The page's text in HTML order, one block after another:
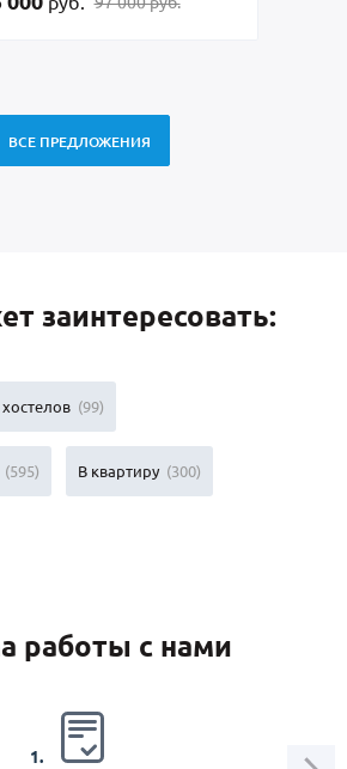
ВСЕ ПРЕДЛОЖЕНИЯ
заинтересовать:
(99)
(595) В квартиру (300)
работы с нами
1.